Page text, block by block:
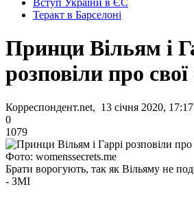
Вступ України в ЄС
Теракт в Барселоні
Принци Вільям і
розповіли про
Корреспондент.net, 13 січня 2020, 17:17
0
1079
Фото: womenssecrets.me
Брати ворогують, так як Вільяму не
- ЗМІ